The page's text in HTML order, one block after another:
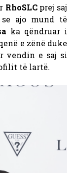
RhoSLCprej saj
ajo mund të
ka qëndruar i
e zënë duke
vendin e saj si
të lartë.